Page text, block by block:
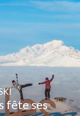
fête ses